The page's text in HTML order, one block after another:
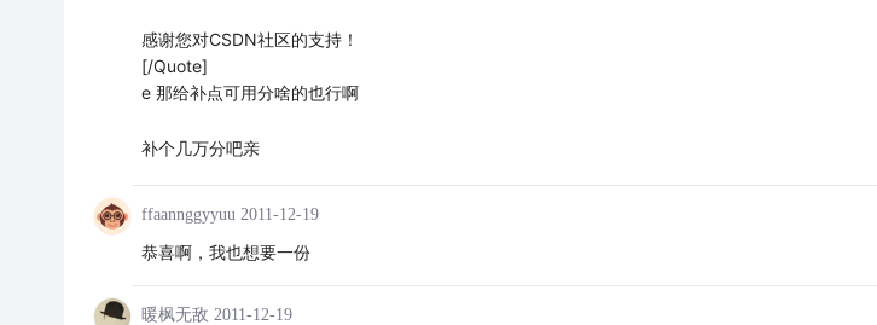
感谢您对CSDN社区的支持！
[/Quote]
e 那给补点可用分啥的也行啊
补个几万分吧亲
ffaannggyyuu 2011-12-19
恭喜啊，我也想要一份
暖枫无敌 2011-12-19